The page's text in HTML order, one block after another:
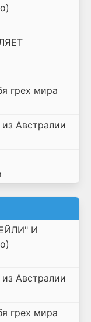
грех мира
Австралии
И
Австралии
грех мира